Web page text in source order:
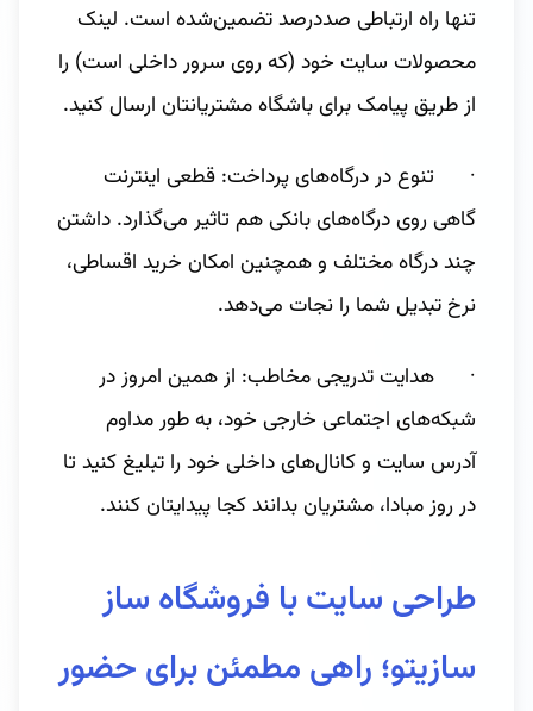
تنها راه ارتباطی صددرصد تضمین‌شده است. لینک
محصولات سایت خود (که روی سرور داخلی است) را
از طریق پیامک برای باشگاه مشتریانتان ارسال کنید.
· تنوع در درگاه‌های پرداخت: قطعی اینترنت
گاهی روی درگاه‌های بانکی هم تاثیر می‌گذارد. داشتن
چند درگاه مختلف و همچنین امکان خرید اقساطی،
نرخ تبدیل شما را نجات می‌دهد.
· هدایت تدریجی مخاطب: از همین امروز در
شبکه‌های اجتماعی خارجی خود، به طور مداوم
آدرس سایت و کانال‌های داخلی خود را تبلیغ کنید تا
در روز مبادا، مشتریان بدانند کجا پیدایتان کنند.
طراحی سایت با فروشگاه ساز
سازیتو؛ راهی مطمئن برای حضور